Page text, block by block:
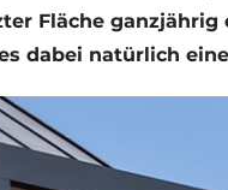
Fläche
dabei natürlich